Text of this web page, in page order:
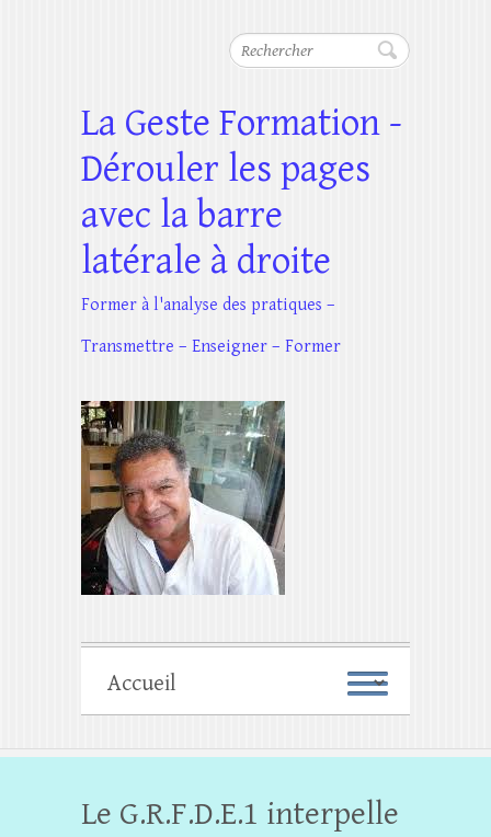
Rechercher
La Geste Formation -
Dérouler les pages
avec la barre
latérale à droite
Former à l'analyse des pratiques –
Transmettre – Enseigner – Former
Le G.R.F.D.E.1 interpelle